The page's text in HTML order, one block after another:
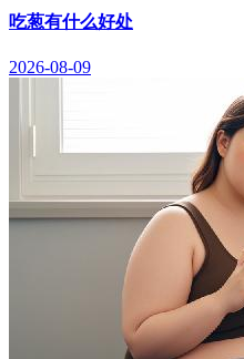
吃葱有什么好处
2026-08-09